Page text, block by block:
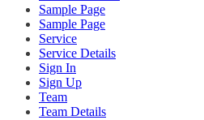
Sample Page
Sample Page
Service
Service Details
Sign In
Sign Up
Team
Team Details